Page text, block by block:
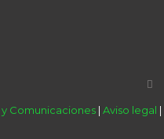
Comunicaciones | Aviso legal |